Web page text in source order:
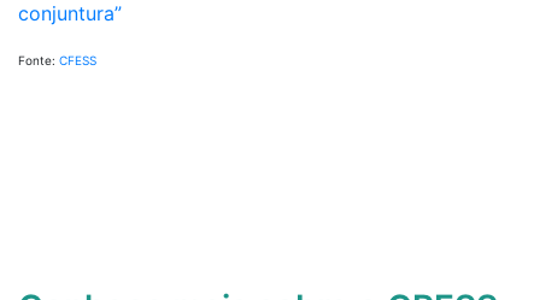
conjuntura”
Fonte: CFESS